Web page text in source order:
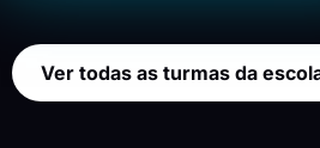
Ver todas as turmas da